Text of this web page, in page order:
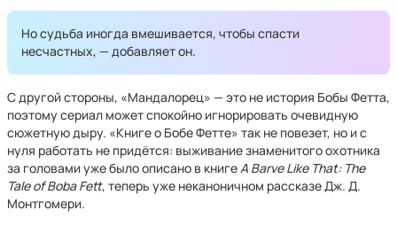
Но судьба иногда вмешивается, чтобы спасти
несчастных, — добавляет он.
С другой стороны, «Мандалорец» — это не история Бобы Фетта,
поэтому сериал может спокойно игнорировать очевидную
сюжетную дыру. «Книге о Бобе Фетте» так не повезет, но и с
нуля работать не придётся: выживание знаменитого охотника
за головами уже было описано в книгеA Barve Like That: The
Tale of Boba Fett, теперь уже неканоничном рассказе Дж. Д.
Монтгомери.